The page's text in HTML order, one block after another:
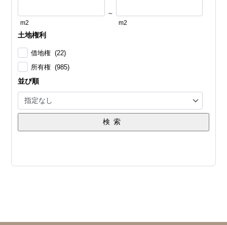
m2
～
m2
土地権利
借地権 (22)
所有権 (985)
並び順
検索